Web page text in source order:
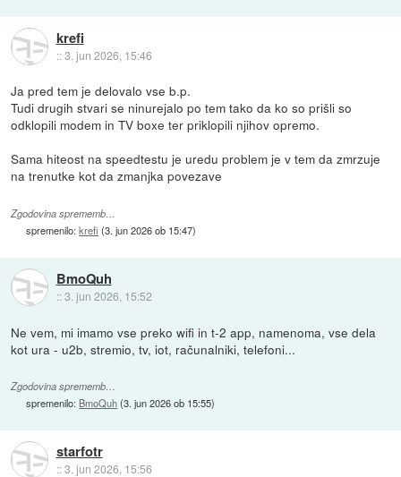
krefi
::3. jun 2026, 15:46
Ja pred tem je delovalo vse b.p.
Tudi drugih stvari se ninurejalo po tem tako da ko so prišli so
odklopili modem in TV boxe ter priklopili njihov opremo.
Sama hiteost na speedtestu je uredu problem je v tem da zmrzuje
na trenutke kot da zmanjka povezave
Zgodovina sprememb…
spremenilo:krefi (3. jun 2026 ob 15:47)
BmoQuh
::3. jun 2026, 15:52
Ne vem, mi imamo vse preko wifi in t-2 app, namenoma, vse dela
kot ura - u2b, stremio, tv, iot, računalniki, telefoni...
Zgodovina sprememb…
spremenilo: BmoQuh(3. jun 2026 ob 15:55)
starfotr
::3. jun 2026, 15:56